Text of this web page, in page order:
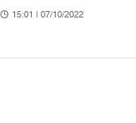
15:01 | 07/10/2022